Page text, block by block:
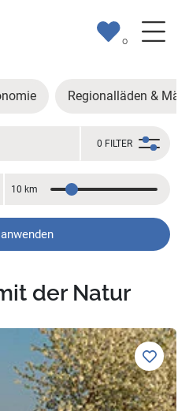
0
Regionalläden &
0 FILTER
Entfernung
10 km
der Natur